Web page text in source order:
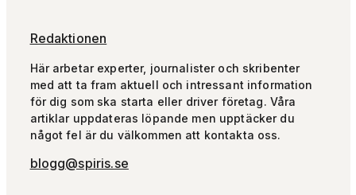
Redaktionen
Här arbetar experter, journalister och skribenter
med att ta fram aktuell och intressant information
för dig som ska starta eller driver företag. Våra
artiklar uppdateras löpande men upptäcker du
något fel är du välkommen att kontakta oss.
blogg@spiris.se